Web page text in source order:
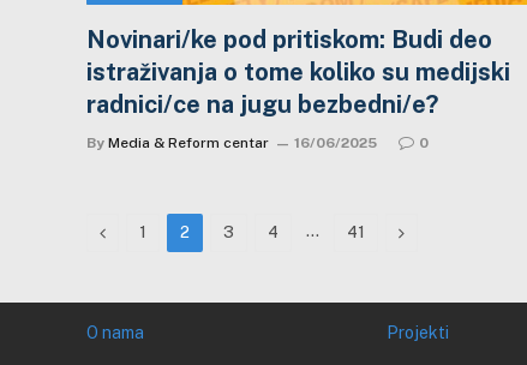
Novinari/ke pod pritiskom: Budi deo
istraživanja o tome koliko su medijski
radnici/ce na jugu bezbedni/e?
By Media & Reform centar 16/06/2025 0
Previous
1 2 3 4 … 41 Next
O nama Projekti